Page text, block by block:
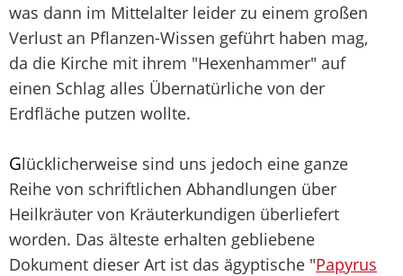
was dann im Mittelalter leider zu einem großen
Verlust an Pflanzen-Wissen geführt haben mag,
da die Kirche mit ihrem "Hexenhammer" auf
einen Schlag alles Übernatürliche von der
Erdfläche putzen wollte.
Glücklicherweise sind uns jedoch eine ganze
Reihe von schriftlichen Abhandlungen über
Heilkräuter von Kräuterkundigen überliefert
worden. Das älteste erhalten gebliebene
Dokument dieser Art ist das ägyptische "Papyrus